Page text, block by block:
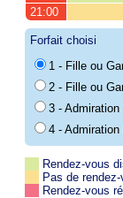
21:00
Forfait choisi
1 - Fille ou
2 - Fille ou
3 -
4 -
Rendez-vous
Pas de
Rendez-vous